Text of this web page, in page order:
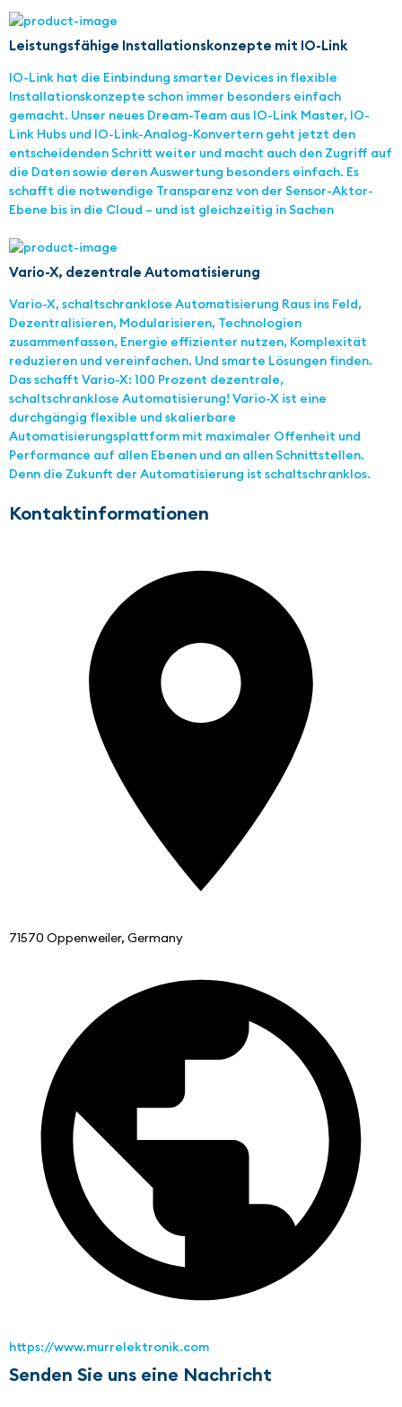
Leistungsfähige Installationskonzepte mit IO-Link
IO-Link hat die Einbindung smarter Devices in flexible
Installationskonzepte schon immer besonders einfach
gemacht. Unser neues Dream-Team aus IO-Link Master, IO-
Link Hubs und IO-Link-Analog-Konvertern geht jetzt den
entscheidenden Schritt weiter und macht auch den Zugriff auf
die Daten sowie deren Auswertung besonders einfach. Es
schafft die notwendige Transparenz von der Sensor-Aktor-
Ebene bis in die Cloud – und ist gleichzeitig in Sachen
Vario-X, dezentrale Automatisierung
Vario-X, schaltschranklose Automatisierung Raus ins Feld,
Dezentralisieren, Modularisieren, Technologien
zusammenfassen, Energie effizienter nutzen, Komplexität
reduzieren und vereinfachen. Und smarte Lösungen finden.
Das schafft Vario-X: 100 Prozent dezentrale,
schaltschranklose Automatisierung! Vario-X ist eine
durchgängig flexible und skalierbare
Automatisierungsplattform mit maximaler Offenheit und
Performance auf allen Ebenen und an allen Schnittstellen.
Denn die Zukunft der Automatisierung ist schaltschranklos.
Kontaktinformationen
71570 Oppenweiler, Germany
https://www.murrelektronik.com
Senden Sie uns eine Nachricht